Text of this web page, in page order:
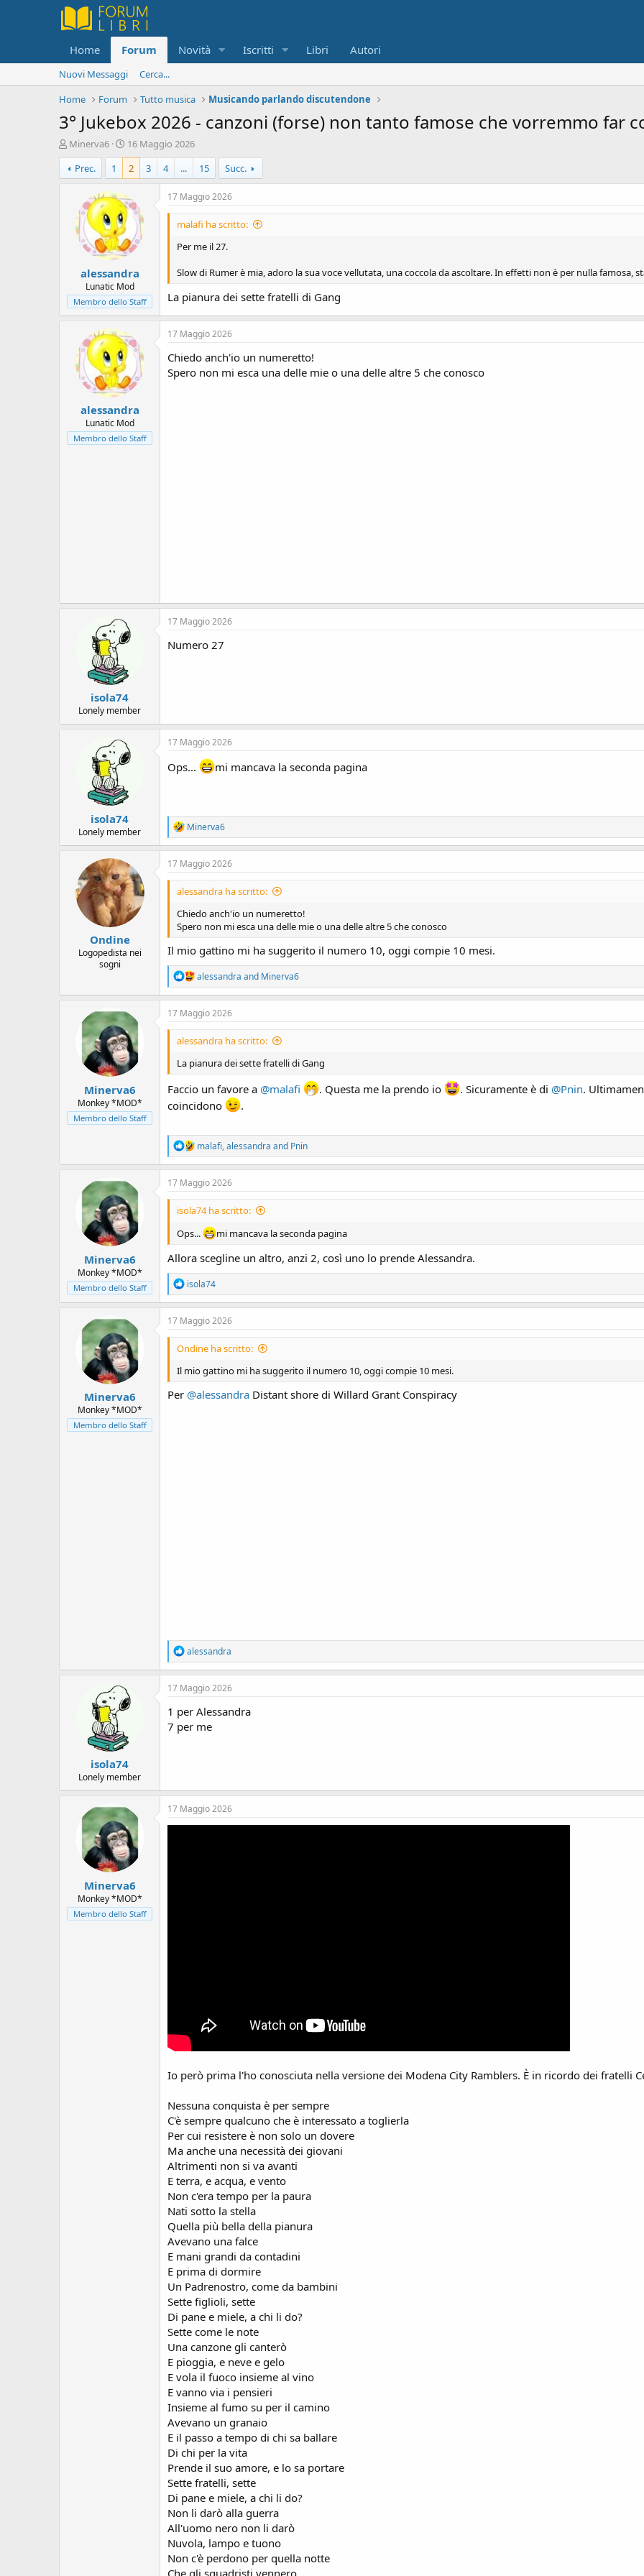
Home Forum Novità Iscritti Libri Autori
Nuovi Messaggi
Cerca...
Home
Forum Tutto musica Musicando parlando discutendone
3° Jukebox 2026 - canzoni (forse) non tanto famose che vorremmo far
C
r
e
a
u
s
Minerva6
D
a
t
a
d
i
i
i
z
i
o
16 Maggio 2026
Prec.
1 2 3 4 ... 15 Succ.
alessandra
Lunatic Mod
Membro dello Staff
17 Maggio 2026
malafi ha scritto:
Per me il 27.
Slow di Rumer è mia, adoro la sua voce vellutata, una coccola da ascoltare. In effetti non è per nulla famosa,
La pianura dei sette fratelli di Gang
alessandra
Lunatic Mod
Membro dello Staff
17 Maggio 2026
Chiedo anch'io un numeretto!
Spero non mi esca una delle mie o una delle altre 5 che conosco
isola74
Lonely member
17 Maggio 2026
Numero 27
isola74
Lonely member
17 Maggio 2026
Ops... mi mancava la seconda pagina
R
e
a
c
o
s
:
Minerva6
Ondine
Logopedista nei
sogni
17 Maggio 2026
alessandra ha scritto:
Chiedo anch'io un numeretto!
Spero non mi esca una delle mie o una delle altre 5 che conosco
Il mio gattino mi ha suggerito il numero 10, oggi compie 10 mesi.
R
e
a
c
t
o
s
alessandra and Minerva6
Minerva6
Monkey *MOD*
Membro dello Staff
17 Maggio 2026
alessandra ha scritto:
La pianura dei sette fratelli di Gang
Faccio un favore a @malafi . Questa me la prendo io . Sicuramente è di @Pnin.
coincidono
.
R
e
a
c
t
o
s
malafi,alessandra and Pnin
Minerva6
Monkey *MOD*
Membro dello Staff
17 Maggio 2026
isola74 ha scritto:
Ops...
mi mancava la seconda pagina
Allora scegline un altro, anzi 2, così uno lo prende Alessandra.
R
e
a
c
o
s
isola74
Minerva6
Monkey *MOD*
Membro dello Staff
17 Maggio 2026
Ondine ha scritto:
Il mio gattino mi ha suggerito il numero 10, oggi compie 10 mesi.
Per @alessandra Distant shore di Willard Grant Conspiracy
R
e
a
c
i
o
n
alessandra
isola74
Lonely member
17 Maggio 2026
1 per Alessandra
7 per me
Minerva6
Monkey *MOD*
Membro dello Staff
17 Maggio 2026
Io però prima l'ho conosciuta nella versione dei Modena City Ramblers. È in ricordo dei fratelli
Nessuna conquista è per sempre
C'è sempre qualcuno che è interessato a toglierla
Per cui resistere è non solo un dovere
Ma anche una necessità dei giovani
Altrimenti non si va avanti
E terra, e acqua, e vento
Non c'era tempo per la paura
Nati sotto la stella
Quella più bella della pianura
Avevano una falce
E mani grandi da contadini
E prima di dormire
Un Padrenostro, come da bambini
Sette figlioli, sette
Di pane e miele, a chi li do?
Sette come le note
Una canzone gli canterò
E pioggia, e neve e gelo
E vola il fuoco insieme al vino
E vanno via i pensieri
Insieme al fumo su per il camino
Avevano un granaio
E il passo a tempo di chi sa ballare
Di chi per la vita
Prende il suo amore, e lo sa portare
Sette fratelli, sette
Di pane e miele, a chi li do?
Non li darò alla guerra
All'uomo nero non li darò
Nuvola, lampo e tuono
Non c'è perdono per quella notte